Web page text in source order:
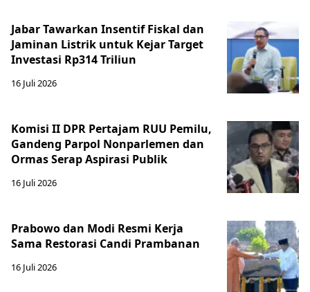
Jabar Tawarkan Insentif Fiskal dan
Jaminan Listrik untuk Kejar Target
Investasi Rp314 Triliun
16 Juli 2026
Komisi II DPR Pertajam RUU Pemilu,
Gandeng Parpol Nonparlemen dan
Ormas Serap Aspirasi Publik
16 Juli 2026
Prabowo dan Modi Resmi Kerja
Sama Restorasi Candi Prambanan
16 Juli 2026